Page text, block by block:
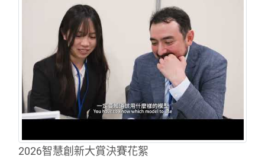
2026智慧創新大賞決賽花絮